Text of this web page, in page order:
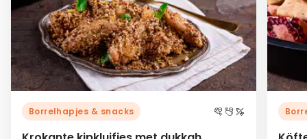
Borrelhapjes & snacks